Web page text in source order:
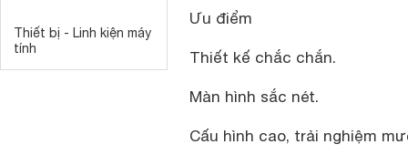
Thiết bị - Linh kiện máy
tính
Ưu điểm
Thiết kế chắc chắn.
Màn hình sắc nét.
Cấu hình cao, trải nghiệm